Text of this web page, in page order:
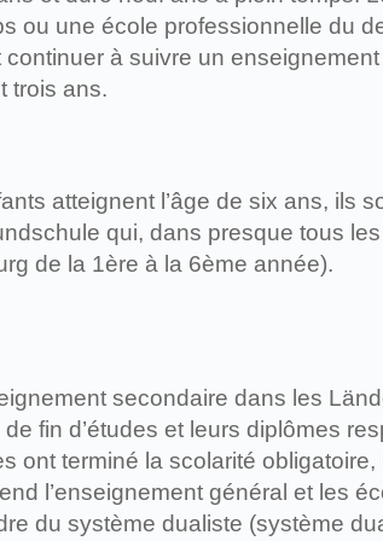
ou une école professionnelle du
à suivre un
trois ans.
atteignent l’âge de six ans, ils
qui, dans presque tous
de la 1ère à la 6ème année).
secondaire dans les
fin d’études et leurs diplômes
ont terminé la scolarité
l’enseignement général et les
du système dualiste (système